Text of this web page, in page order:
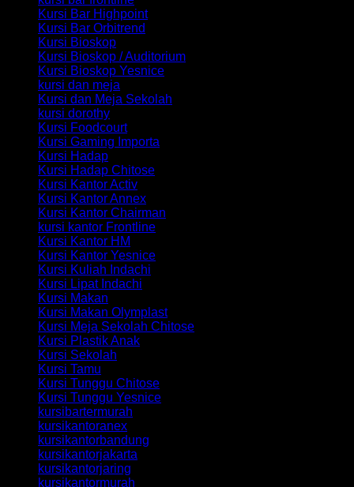
Kursi Bar Highpoint
Kursi Bar Orbitrend
Kursi Bioskop
Kursi Bioskop / Auditorium
Kursi Bioskop Yesnice
kursi dan meja
Kursi dan Meja Sekolah
kursi dorothy
Kursi Foodcourt
Kursi Gaming Importa
Kursi Hadap
Kursi Hadap Chitose
Kursi Kantor Activ
Kursi Kantor Annex
Kursi Kantor Chairman
kursi kantor Frontline
Kursi Kantor HM
Kursi Kantor Yesnice
Kursi Kuliah Indachi
Kursi Lipat Indachi
Kursi Makan
Kursi Makan Olymplast
Kursi Meja Sekolah Chitose
Kursi Plastik Anak
Kursi Sekolah
Kursi Tamu
Kursi Tunggu Chitose
Kursi Tunggu Yesnice
kursibartermurah
kursikantoranex
kursikantorbandung
kursikantorjakarta
kursikantorjaring
kursikantormurah